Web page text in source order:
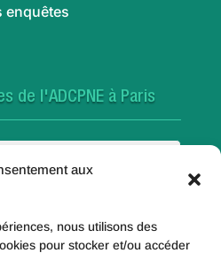
aux
nous utilisons des
pour stocker et/ou accéder
enquêtes
de l'ADCPNE à Paris